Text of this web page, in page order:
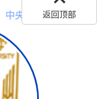
中央部属高校
返回顶部